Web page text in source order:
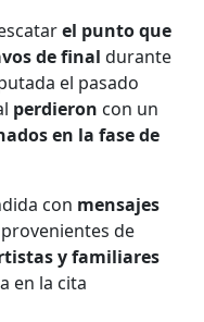
el punto que
de final durante
el pasado
perdieron con un
en la fase de
con mensajes
provenientes de
y familiares
en la cita